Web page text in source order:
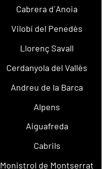
Cabrera d´Anoia
Vilobí del Penedès
Llorenç Savall
Cerdanyola del Vallès
Andreu de la Barca
Alpens
Aiguafreda
Cabrils
Monistrol de Montserrat